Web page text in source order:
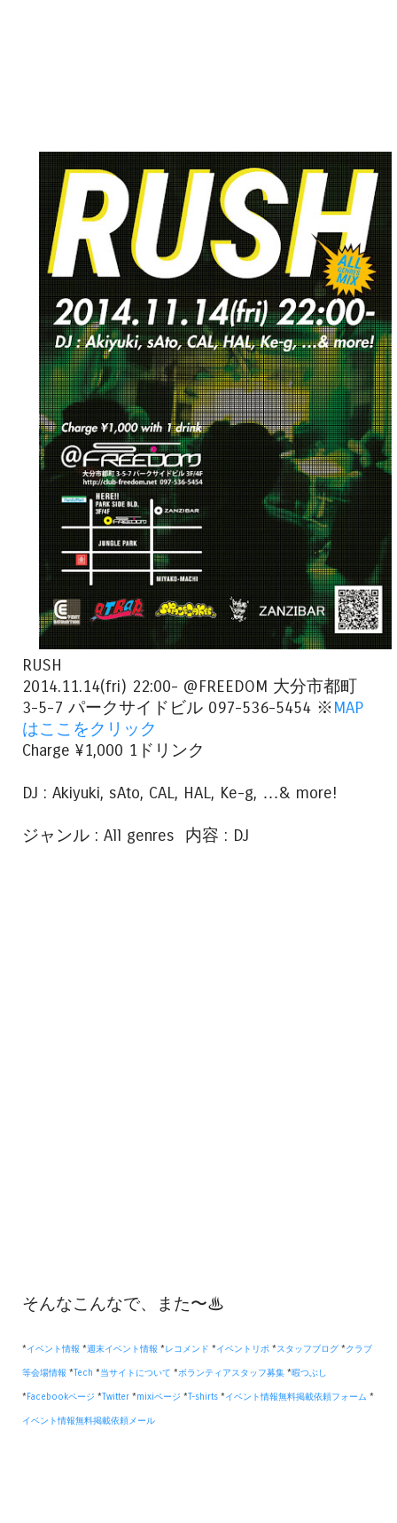
RUSH
2014.11.14(fri) 22:00- @FREEDOM 大分市都町
3-5-7 パークサイドビル 097-536-5454 ※MAP
はここをクリック
Charge ¥1,000 1ドリンク
DJ : Akiyuki, sAto, CAL, HAL, Ke-g, …& more!
ジャンル : All genres 内容 : DJ
そんなこんなで、また〜♨
*イベント情報 *週末イベント情報 * レコメンド *イベントリポ *スタッフブログ *クラブ
等会場情報 * Tech *当サイトについて *ボランティアスタッフ募集 *暇つぶし
* Facebookページ * Twitter *mixiページ * T-shirts *イベント情報無料掲載依頼フォーム *
イベント情報無料掲載依頼メール